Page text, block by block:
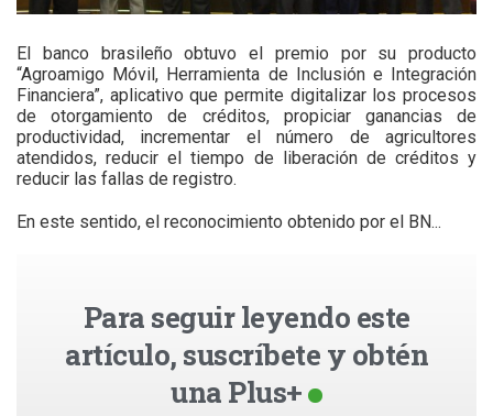
El banco brasileño obtuvo el premio por su producto
“Agroamigo Móvil, Herramienta de Inclusión e Integración
Financiera”, aplicativo que permite digitalizar los procesos
de otorgamiento de créditos, propiciar ganancias de
productividad, incrementar el número de agricultores
atendidos, reducir el tiempo de liberación de créditos y
reducir las fallas de registro.
En este sentido, el reconocimiento obtenido por el BN...
Para seguir leyendo este
artículo, suscríbete y obtén
una Plus+